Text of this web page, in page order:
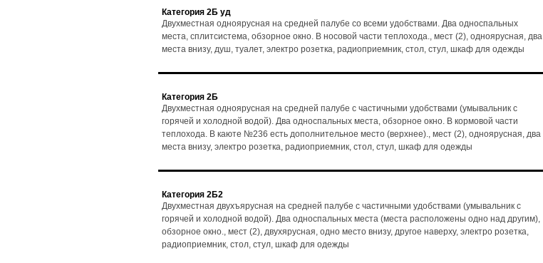
Категория 2Б уд
Двухместная одноярусная на средней палубе со всеми удобствами. Два односпальных
места, сплитсистема, обзорное окно. В носовой части теплохода., мест (2), одноярусная, два
места внизу, душ, туалет, электро розетка, радиоприемник, стол, стул, шкаф для одежды
Категория 2Б
Двухместная одноярусная на средней палубе с частичными удобствами (умывальник с
горячей и холодной водой). Два односпальных места, обзорное окно. В кормовой части
теплохода. В каюте №236 есть дополнительное место (верхнее)., мест (2), одноярусная, два
места внизу, электро розетка, радиоприемник, стол, стул, шкаф для одежды
Категория 2Б2
Двухместная двухъярусная на средней палубе с частичными удобствами (умывальник с
горячей и холодной водой). Два односпальных места (места расположены одно над другим),
обзорное окно., мест (2), двухярусная, одно место внизу, другое наверху, электро розетка,
радиоприемник, стол, стул, шкаф для одежды